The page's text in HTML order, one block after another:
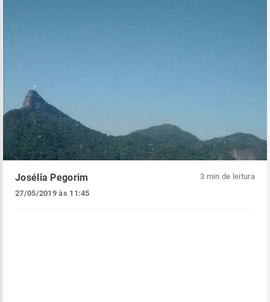
Josélia Pegorim
27/05/2019 às 11:45
3 min de leitura